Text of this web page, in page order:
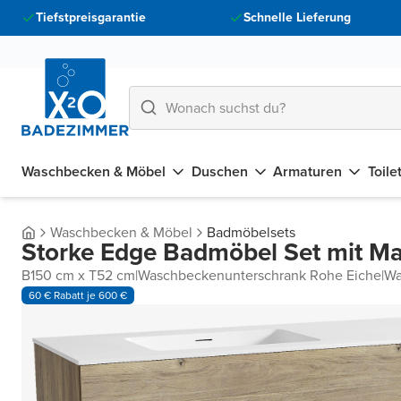
Tiefstpreisgarantie Schnelle Lieferung
Waschbecken & Möbel Duschen Armaturen
Waschbecken & Möbel Badmöbelsets
Storke Edge Badmöbel Set mit
B150 cm x T52 cm|Waschbeckenunterschrank Rohe Eiche|
60 € Rabatt je 600 €